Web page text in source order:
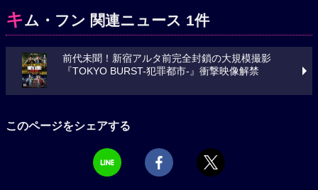
キム・フン 関連ニュース 1件
前代未聞！新宿アルタ前完全封鎖の大規模撮影
『TOKYO BURST-犯罪都市-』衝撃映像解禁
このページをシェアする